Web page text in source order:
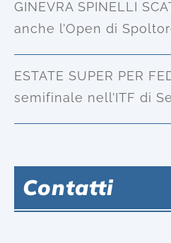
GINEVRA SPINELLI
anche l’Open di
ESTATE SUPER PER
semifinale nell’ITF di
Contatti